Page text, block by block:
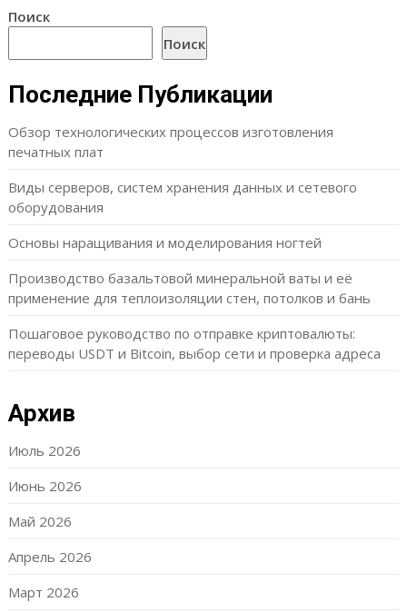
Поиск
Поиск
Последние Публикации
Обзор технологических процессов изготовления
печатных плат
Виды серверов, систем хранения данных и сетевого
оборудования
Основы наращивания и моделирования ногтей
Производство базальтовой минеральной ваты и её
применение для теплоизоляции стен, потолков и бань
Пошаговое руководство по отправке криптовалюты:
переводы USDT и Bitcoin, выбор сети и проверка адреса
Архив
Июль 2026
Июнь 2026
Май 2026
Апрель 2026
Март 2026